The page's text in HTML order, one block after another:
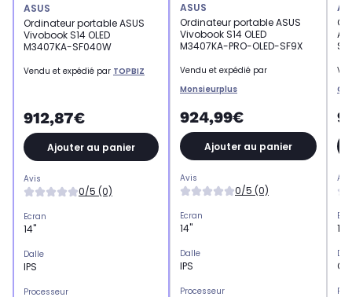
ASUS
Ordinateur portable ASUS
Vivobook S14 OLED
M3407KA-SF040W
Vendu et expédié par TOPBIZ
912,87€
Ajouter au panier
Avis
0/5 (0)
Ecran
14"
Dalle
IPS
Processeur
ASUS
Ordinateur portable ASUS
Vivobook S14 OLED
M3407KA-PRO-OLED-SF9X
Vendu et expédié par
Monsieurplus
924,99€
Ajouter au panier
Avis
0/5 (0)
Ecran
14"
Dalle
IPS
Processeur
14"